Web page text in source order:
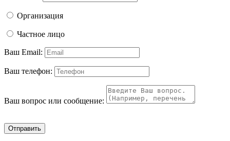
Организация
Частное лицо
Ваш Email:
Ваш телефон:
Ваш вопрос или сообщение:
Отправить